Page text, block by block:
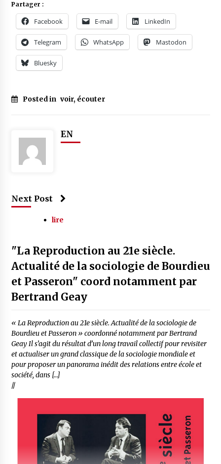
Partager :
Facebook E-mail LinkedIn
Telegram WhatsApp Mastodon
Bluesky
Posted in voir, écouter
EN
Next Post
lire
"La Reproduction au 21e siècle.
Actualité de la sociologie de Bourdieu
et Passeron" coord notamment par
Bertrand Geay
« La Reproduction au 21e siècle. Actualité de la sociologie de
Bourdieu et Passeron » coordonné notamment par Bertrand
Geay Il s’agit du résultat d’un long travail collectif pour revisiter
et actualiser un grand classique de la sociologie mondiale et
pour proposer un panorama inédit des relations entre école et
société, dans […]
//